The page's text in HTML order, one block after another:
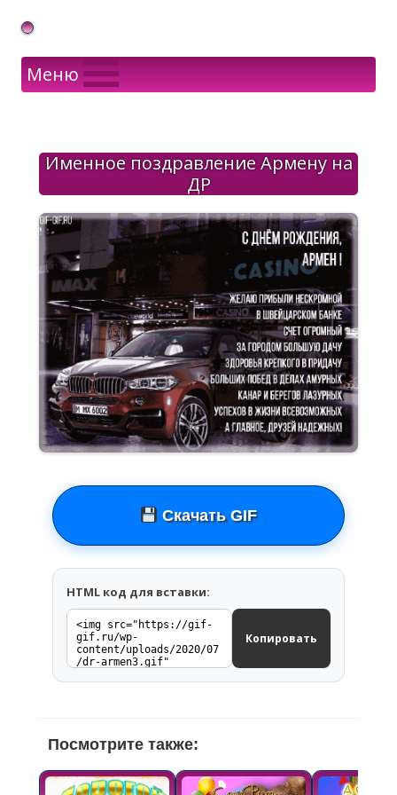
Gif Открытки в подарок
Меню
Именное поздравление Армену на
ДР
Скачать GIF
HTML код для вставки:
Копировать
Посмотрите также: